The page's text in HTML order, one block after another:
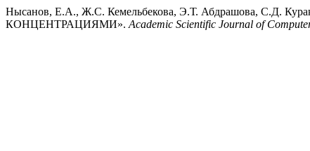
Нысанов, Е.А., Ж.С. Кемельбекова, Э.Т. Абдрашова,
КОНЦЕНТРАЦИЯМИ». Academic Scientific Journal of